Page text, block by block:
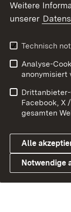
Link zum
Datenschutz
Weitere
unserer
Technisch
Analyse-
anonymisiert
Facebook, X
gesamten
Alle
Notwendige